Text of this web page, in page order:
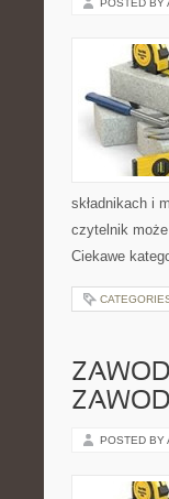
POSTED BY
składnikach i
czytelnik
Ciekawe
POSTED BY